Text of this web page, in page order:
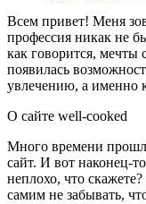
Всем привет! Меня
профессия никак не
как говорится, мечты
появилась
увлечению, а именно
О сайте well-cooked
Много времени
сайт. И вот наконец-
неплохо, что
самим не забывать,